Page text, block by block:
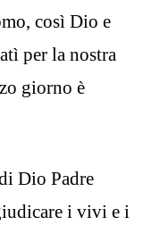
così Dio e
per la nostra
giorno è
Dio Padre
i vivi e i